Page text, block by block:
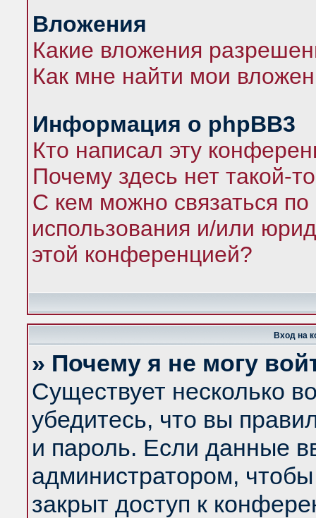
Вложения
Какие вложения
Как мне найти мои
Информация о phpBB3
Кто написал эту
Почему здесь нет такой-
С кем можно связаться по
использования и/или
этой конференцией?
Вход на
» Почему я не могу
Существует несколько
убедитесь, что вы
и пароль. Если данные
администратором,
закрыт доступ к